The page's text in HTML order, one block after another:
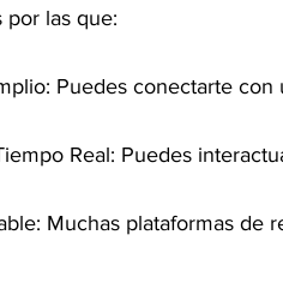
por las que:
Puedes conectarte con
Real: Puedes
Muchas plataformas de